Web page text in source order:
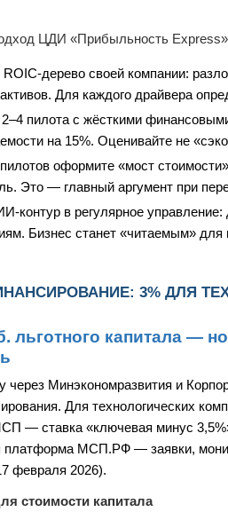
ЦДИ «Прибыльность Express»
ROIC-дерево своей компании:
Для каждого драйвера
2–4 пилота с жёсткими
на 15%. Оценивайте не
оформите «мост
Это — главный аргумент при
контур в регулярное
Бизнес станет «читаемым»
3% ДЛЯ
льготного капитала —
через Минэкономразвития и
Для технологических
— ставка «ключевая минус
МСП.РФ — заявки,
февраля 2026).
стоимости капитала